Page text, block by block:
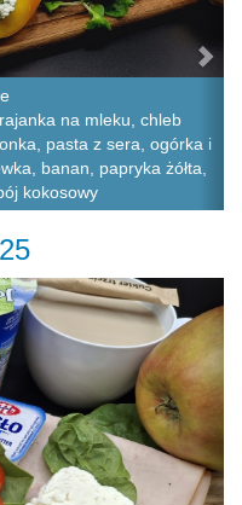
na mleku, chleb
pasta z sera, ogórka i
banan, papryka żółta,
kokosowy